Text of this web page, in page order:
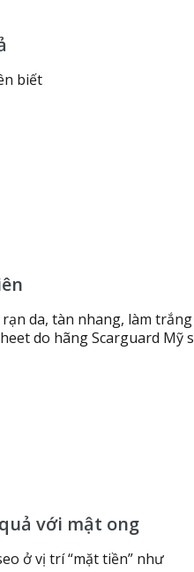
biết
da, tàn nhang, làm trắng
do hãng Scarguard Mỹ
với mật ong
ở vị trí “mặt tiền” như